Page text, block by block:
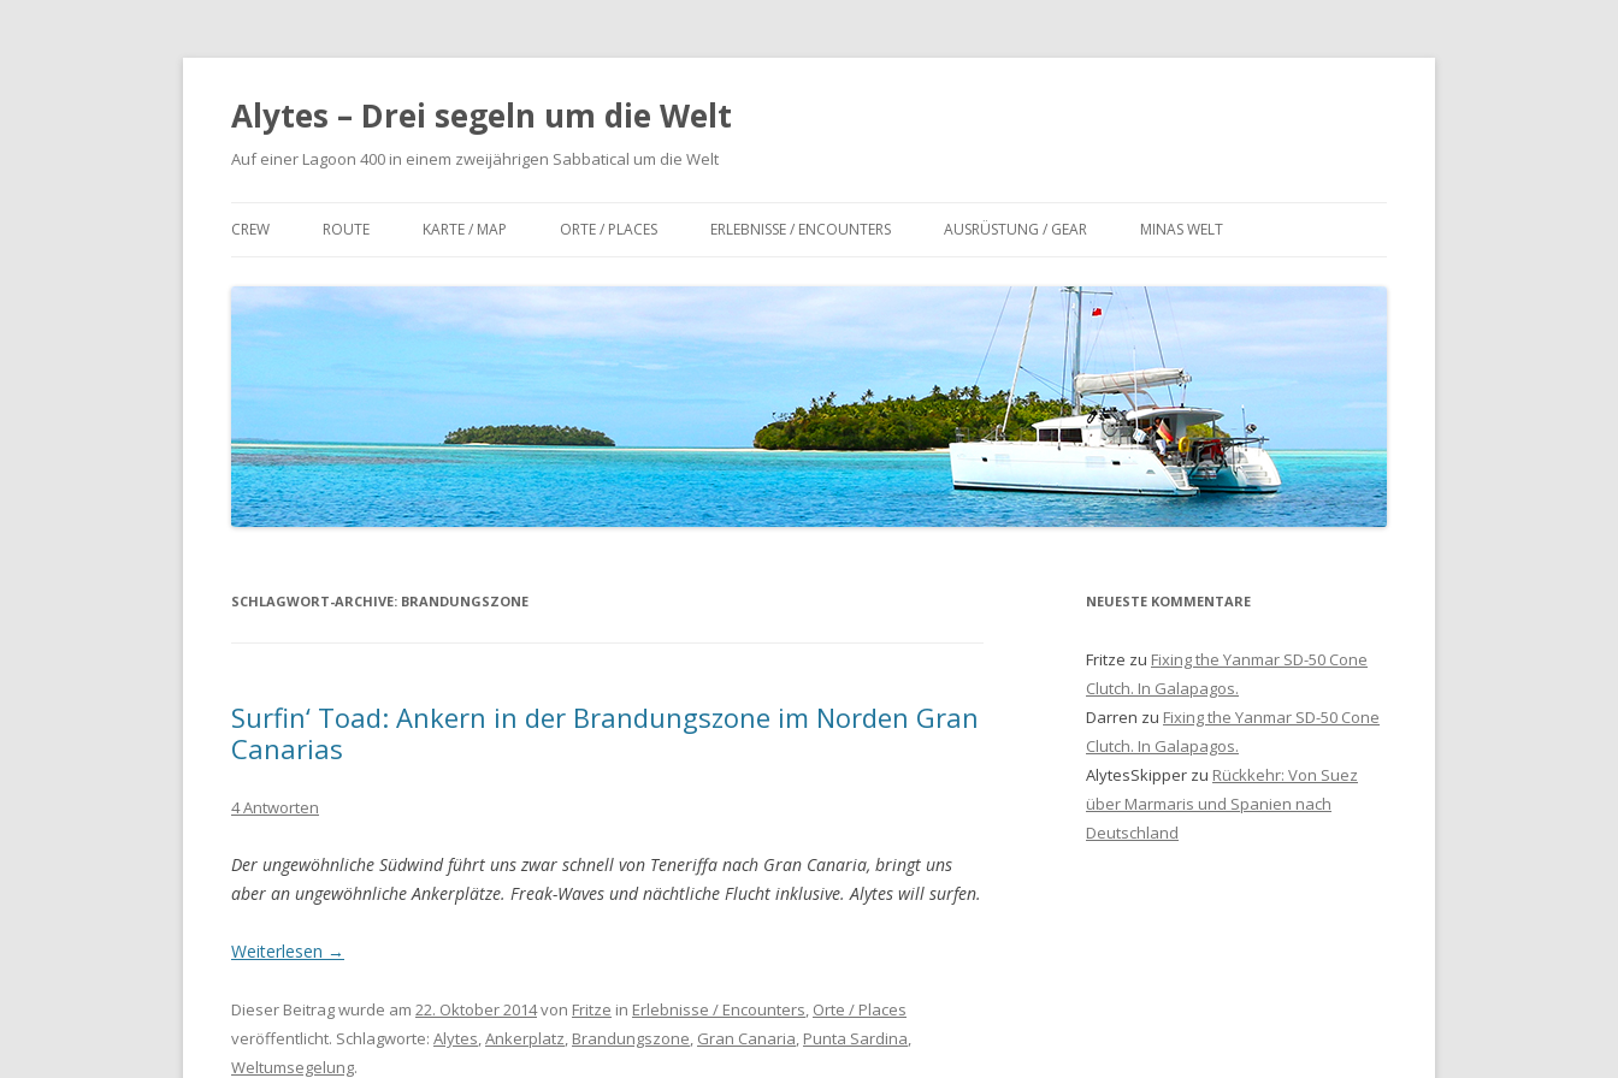
Alytes – Drei segeln um die Welt
Auf einer Lagoon 400 in einem zweijährigen Sabbatical um die Welt
Inhalt
CREW ROUTE KARTE / MAP ORTE / PLACES ERLEBNISSE / ENCOUNTERS AUSRÜSTUNG / GEAR MINAS WELT
SCHLAGWORT-ARCHIVE: BRANDUNGSZONE
Surfin‘ Toad: Ankern in der Brandungszone im Norden Gran
Canarias
4 Antworten
Der ungewöhnliche Südwind führt uns zwar schnell von Teneriffa nach Gran Canaria, bringt uns
aber an ungewöhnliche Ankerplätze. Freak-Waves und nächtliche Flucht inklusive. Alytes will surfen.
Weiterlesen →
Dieser Beitrag wurde am 22. Oktober 2014von Fritze in Erlebnisse / Encounters, Orte / Places
veröffentlicht. Schlagworte: Alytes,Ankerplatz, Brandungszone, Gran Canaria, Punta Sardina,
Weltumsegelung.
NEUESTE KOMMENTARE
Fritze zu Fixing the Yanmar SD-50 Cone
Clutch. In Galapagos.
Darren zu Fixing the Yanmar SD-50 Cone
Clutch. In Galapagos.
AlytesSkipper zu Rückkehr: Von Suez
über Marmaris und Spanien nach
Deutschland